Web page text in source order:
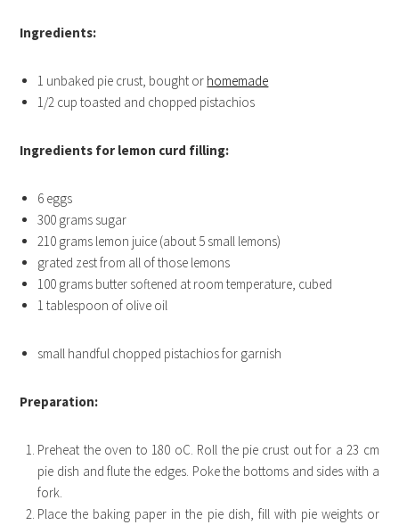
Ingredients:
1 unbaked pie crust, bought or homemade
1/2 cup toasted and chopped pistachios
Ingredients for lemon curd filling:
6 eggs
300 grams sugar
210 grams lemon juice (about 5 small lemons)
grated zest from all of those lemons
100 grams butter softened at room temperature, cubed
1 tablespoon of olive oil
small handful chopped pistachios for garnish
Preparation:
Preheat the oven to 180 oC. Roll the pie crust out for a 23 cm
pie dish and flute the edges. Poke the bottoms and sides with a
fork.
Place the baking paper in the pie dish, fill with pie weights or